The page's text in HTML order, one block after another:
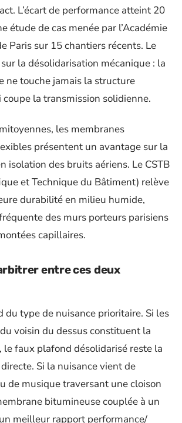
L’écart de performance atteint 20
étude de cas menée par l’Académie
Paris sur 15 chantiers récents. Le
la désolidarisation mécanique : la
ne touche jamais la structure
coupe la transmission solidienne.
les membranes
présentent un avantage sur la
isolation des bruits aériens. Le CSTB
et Technique du Bâtiment) relève
durabilité en milieu humide,
des murs porteurs parisiens
capillaires.
entre ces deux
du type de nuisance prioritaire. Si les
voisin du dessus constituent la
le faux plafond désolidarisé reste la
Si la nuisance vient de
de musique traversant une cloison
bitumineuse couplée à un
meilleur rapport performance/